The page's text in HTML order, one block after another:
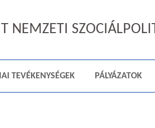
NEMZETI
TEVÉKENYSÉGEK PÁLYÁZATOK